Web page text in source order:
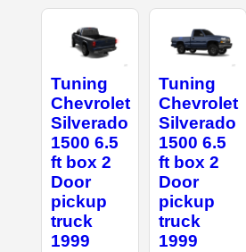
Tuning
Chevrolet
Silverado
1500 6.5
ft box 2
Door
pickup
truck
1999
Tuning
Chevrolet
Silverado
1500 6.5
ft box 2
Door
pickup
truck
1999